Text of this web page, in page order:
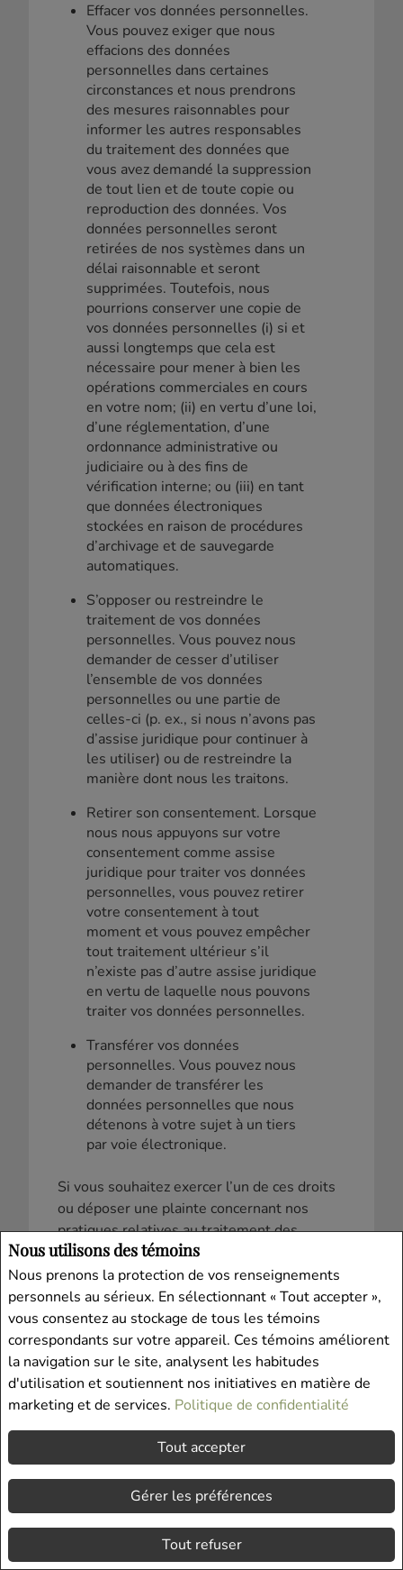
Nous utilisons des témoins
Nous prenons la protection de vos renseignements
personnels au sérieux. En sélectionnant « Tout accepter »,
vous consentez au stockage de tous les témoins
correspondants sur votre appareil. Ces témoins améliorent
la navigation sur le site, analysent les habitudes
d'utilisation et soutiennent nos initiatives en matière de
marketing et de services. Politique de confidentialité
Tout accepter
Gérer les préférences
Tout refuser
Effacer vos données personnelles.
Vous pouvez exiger que nous
effacions des données
personnelles dans certaines
circonstances et nous prendrons
des mesures raisonnables pour
informer les autres responsables
du traitement des données que
vous avez demandé la suppression
de tout lien et de toute copie ou
reproduction des données. Vos
données personnelles seront
retirées de nos systèmes dans un
délai raisonnable et seront
supprimées. Toutefois, nous
pourrions conserver une copie de
vos données personnelles (i) si et
aussi longtemps que cela est
nécessaire pour mener à bien les
opérations commerciales en cours
en votre nom; (ii) en vertu d’une loi,
d’une réglementation, d’une
ordonnance administrative ou
judiciaire ou à des fins de
vérification interne; ou (iii) en tant
que données électroniques
stockées en raison de procédures
d’archivage et de sauvegarde
automatiques.
S’opposer ou restreindre le
traitement de vos données
personnelles. Vous pouvez nous
demander de cesser d’utiliser
l’ensemble de vos données
personnelles ou une partie de
celles-ci (p. ex., si nous n’avons pas
d’assise juridique pour continuer à
les utiliser) ou de restreindre la
manière dont nous les traitons.
Retirer son consentement. Lorsque
nous nous appuyons sur votre
consentement comme assise
juridique pour traiter vos données
personnelles, vous pouvez retirer
votre consentement à tout
moment et vous pouvez empêcher
tout traitement ultérieur s’il
n’existe pas d’autre assise juridique
en vertu de laquelle nous pouvons
traiter vos données personnelles.
Transférer vos données
personnelles. Vous pouvez nous
demander de transférer les
données personnelles que nous
détenons à votre sujet à un tiers
par voie électronique.
Si vous souhaitez exercer l’un de ces droits
ou déposer une plainte concernant nos
pratiques relatives au traitement des
données, veuillez consulter la section
« Comment communiquer avec nous au
sujet de la présente déclaration de
confidentialité ou comment déposer une
plainte » ci-dessous.
Combien de temps conservons-nous vos
données personnelles?
personnelles est déterminée par un certain
nombre de facteurs, notamment le motif
d’utilisation de ces données personnelles,
la nature de notre relation d’affaires avec
vous et nos obligations légales.
Comment apportons-nous des modifications